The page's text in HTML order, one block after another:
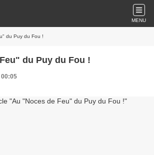
MENU
du Puy du Fou !
du Puy du Fou !
00:05